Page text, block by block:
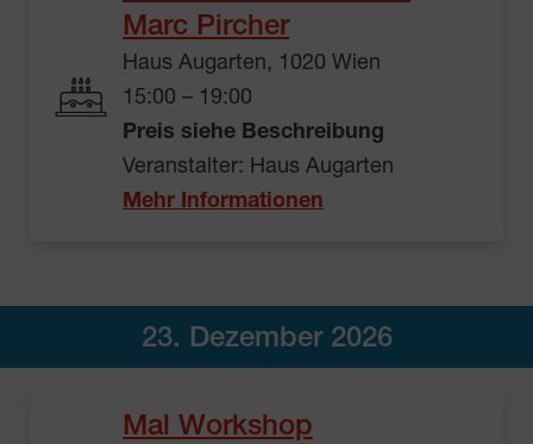
Marc Pircher
Haus Augarten, 1020 Wien
15:00 – 19:00
Preis siehe Beschreibung
Veranstalter: Haus Augarten
Mehr Informationen
23. Dezember 2026
Mal Workshop